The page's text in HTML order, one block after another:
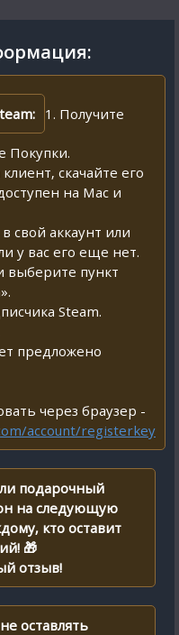
1. Получите
Покупки.
скачайте его
на Mac и
свой аккаунт или
у вас его еще нет.
выберите пункт
Steam.
предложено
через браузер -
account/registerkey
подарочный
на следующую
кто оставит
🎁
отзыв!
оставлять